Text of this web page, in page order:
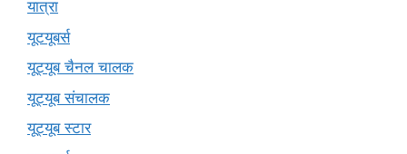
यात्रा
यूटयूबर्स
यूट्यूब चैनल चालक
यूट्यूब संचालक
यूट्यूब स्टार